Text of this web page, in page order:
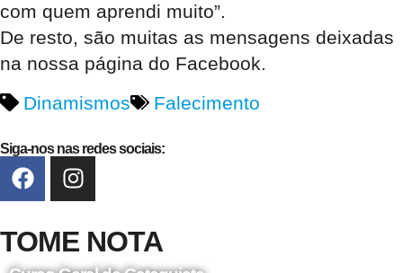
com quem aprendi muito”.
De resto, são muitas as mensagens deixadas
na nossa página do Facebook.
Dinamismos
Falecimento
Siga-nos nas redes sociais:
TOME NOTA